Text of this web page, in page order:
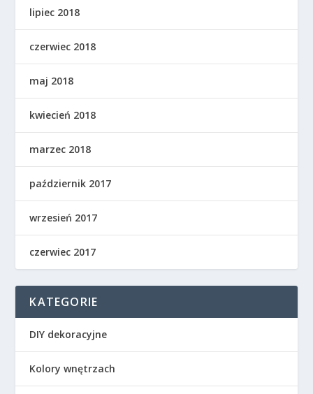
lipiec 2018
czerwiec 2018
maj 2018
kwiecień 2018
marzec 2018
październik 2017
wrzesień 2017
czerwiec 2017
KATEGORIE
DIY dekoracyjne
Kolory wnętrzach